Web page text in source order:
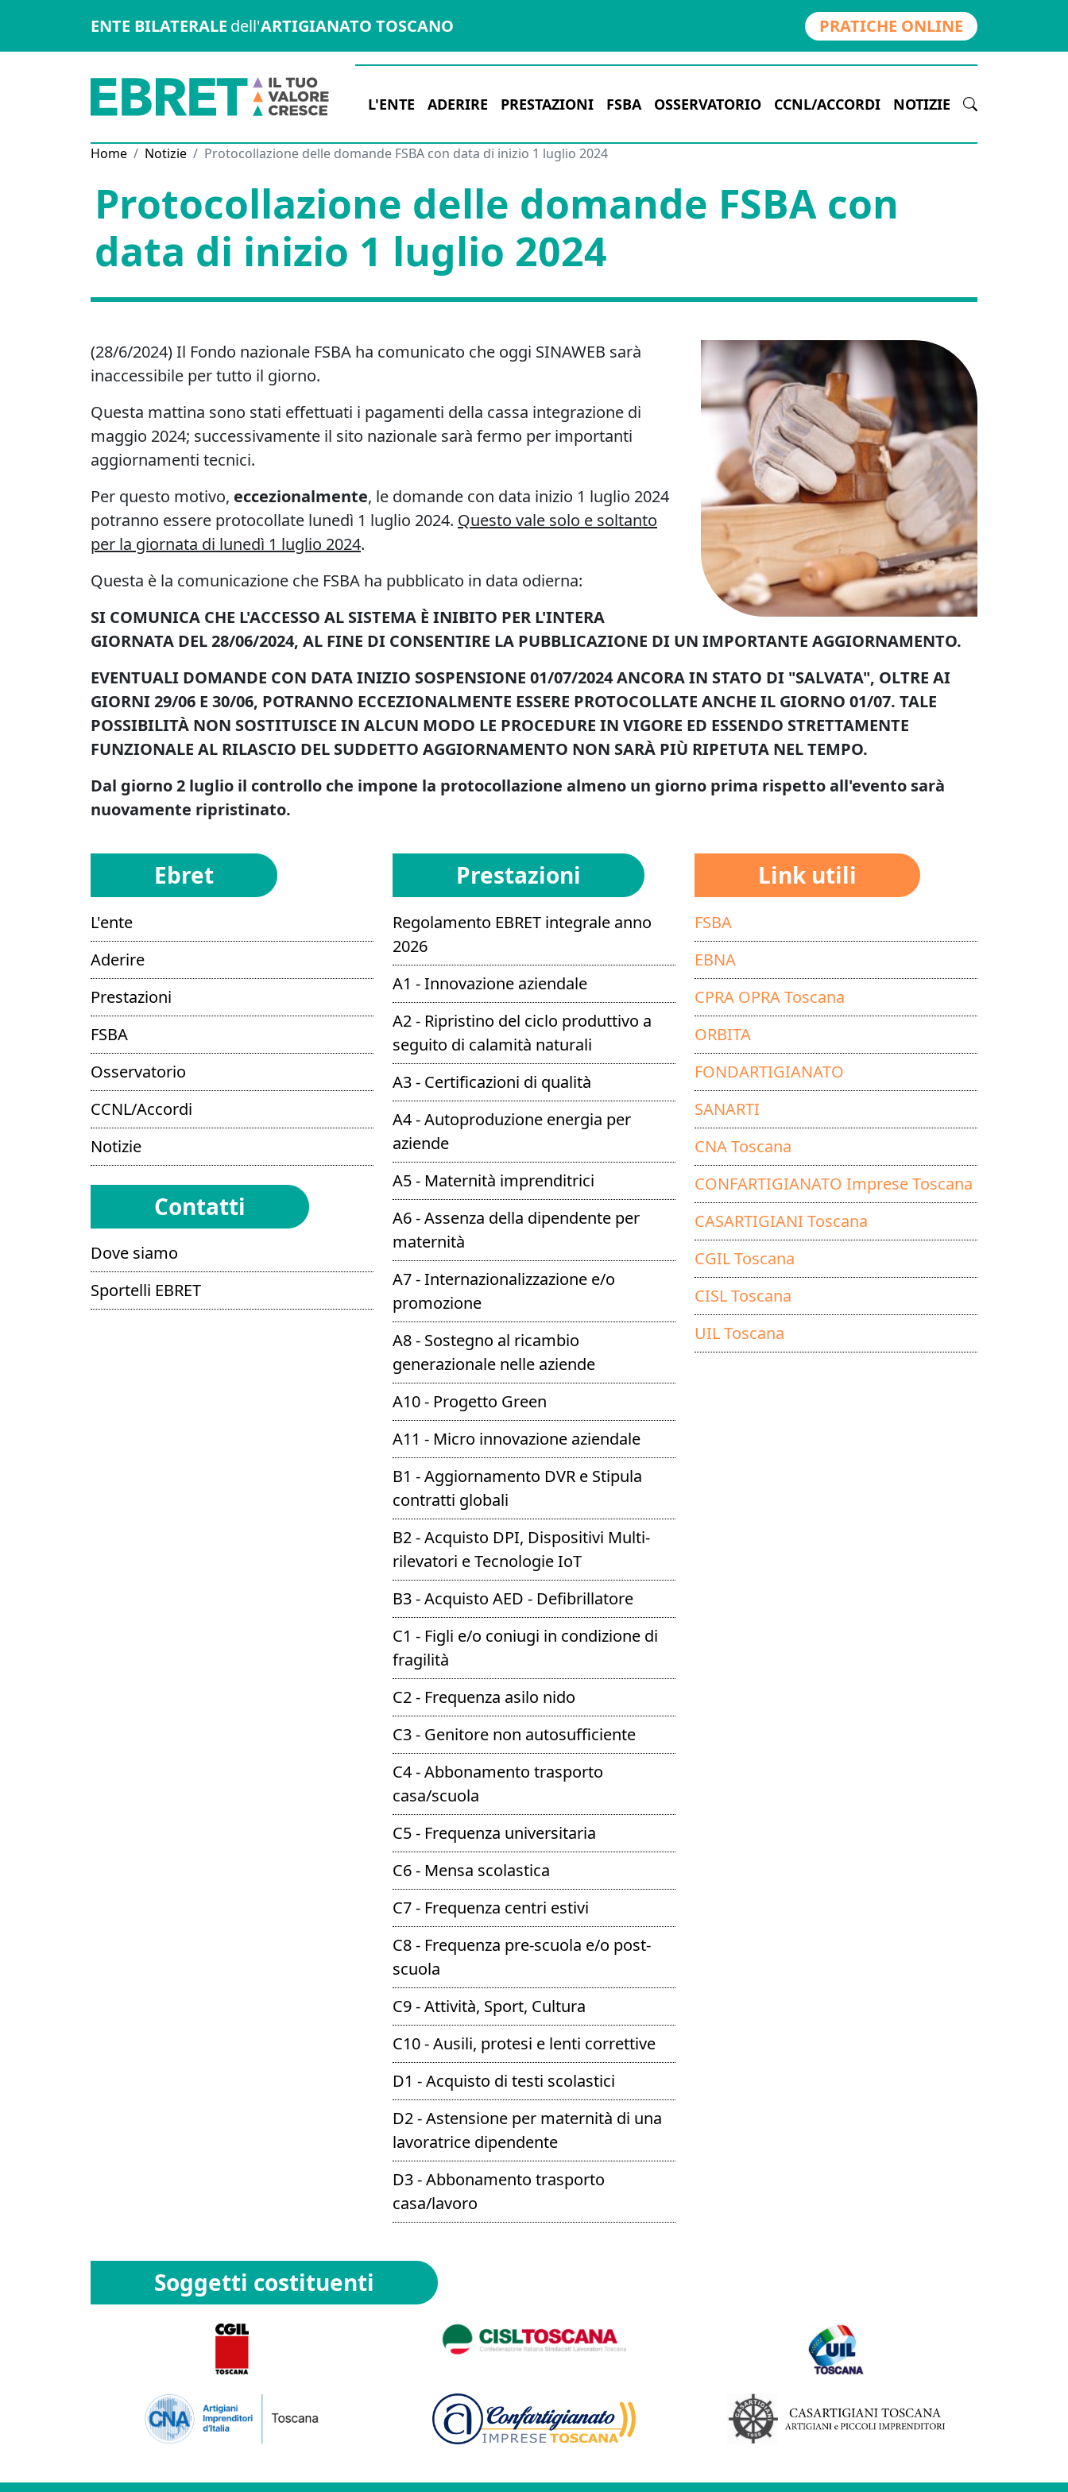
ENTE BILATERALE dell'ARTIGIANATO TOSCANO PRATICHE ONLINE
L'ENTE ADERIRE PRESTAZIONI FSBA OSSERVATORIO CCNL/ACCORDI NOTIZIE
Home Notizie Protocollazione delle domande FSBA con data di inizio 1 luglio 2024
Protocollazione delle domande FSBA con
data di inizio 1 luglio 2024
(28/6/2024) Il Fondo nazionale FSBA ha comunicato che oggi SINAWEB sarà
inaccessibile per tutto il giorno.
Questa mattina sono stati effettuati i pagamenti della cassa integrazione di
maggio 2024; successivamente il sito nazionale sarà fermo per importanti
aggiornamenti tecnici.
Per questo motivo, eccezionalmente, le domande con data inizio 1 luglio 2024
potranno essere protocollate lunedì 1 luglio 2024. Questo vale solo e soltanto
per la giornata di lunedì 1 luglio 2024.
Questa è la comunicazione che FSBA ha pubblicato in data odierna:
SI COMUNICA CHE L'ACCESSO AL SISTEMA È INIBITO PER L'INTERA
GIORNATA DEL 28/06/2024, AL FINE DI CONSENTIRE LA PUBBLICAZIONE DI UN IMPORTANTE AGGIORNAMENTO.
EVENTUALI DOMANDE CON DATA INIZIO SOSPENSIONE 01/07/2024 ANCORA IN STATO DI "SALVATA", OLTRE AI
GIORNI 29/06 E 30/06, POTRANNO ECCEZIONALMENTE ESSERE PROTOCOLLATE ANCHE IL GIORNO 01/07. TALE
POSSIBILITÀ NON SOSTITUISCE IN ALCUN MODO LE PROCEDURE IN VIGORE ED ESSENDO STRETTAMENTE
FUNZIONALE AL RILASCIO DEL SUDDETTO AGGIORNAMENTO NON SARÀ PIÙ RIPETUTA NEL TEMPO.
Dal giorno 2 luglio il controllo che impone la protocollazione almeno un giorno prima rispetto all'evento sarà
nuovamente ripristinato.
Ebret
L'ente
Aderire
Prestazioni
FSBA
Osservatorio
CCNL/Accordi
Notizie
Contatti
Dove siamo
Sportelli EBRET
Prestazioni
Regolamento EBRET integrale anno
2026
A1 - Innovazione aziendale
A2 - Ripristino del ciclo produttivo a
seguito di calamità naturali
A3 - Certificazioni di qualità
A4 - Autoproduzione energia per
aziende
A5 - Maternità imprenditrici
A6 - Assenza della dipendente per
maternità
A7 - Internazionalizzazione e/o
promozione
A8 - Sostegno al ricambio
generazionale nelle aziende
A10 - Progetto Green
A11 - Micro innovazione aziendale
B1 - Aggiornamento DVR e Stipula
contratti globali
B2 - Acquisto DPI, Dispositivi Multi-
rilevatori e Tecnologie IoT
B3 - Acquisto AED - Defibrillatore
C1 - Figli e/o coniugi in condizione di
fragilità
C2 - Frequenza asilo nido
C3 - Genitore non autosufficiente
C4 - Abbonamento trasporto
casa/scuola
C5 - Frequenza universitaria
C6 - Mensa scolastica
C7 - Frequenza centri estivi
C8 - Frequenza pre-scuola e/o post-
scuola
C9 - Attività, Sport, Cultura
C10 - Ausili, protesi e lenti correttive
D1 - Acquisto di testi scolastici
D2 - Astensione per maternità di una
lavoratrice dipendente
D3 - Abbonamento trasporto
casa/lavoro
Link utili
FSBA
EBNA
CPRA OPRA Toscana
ORBITA
FONDARTIGIANATO
SANARTI
CNA Toscana
CONFARTIGIANATO Imprese Toscana
CASARTIGIANI Toscana
CGIL Toscana
CISL Toscana
UIL Toscana
Soggetti costituenti